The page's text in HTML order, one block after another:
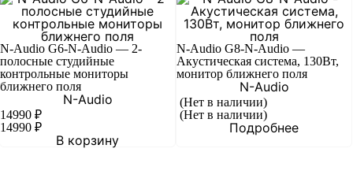
N-Audio G6-N-Audio — 2-
полосные студийные
контрольные мониторы
ближнего поля
N-Audio
14990 ₽
14990 ₽
В корзину
N-Audio G8-N-Audio —
Акустическая система, 130Вт,
монитор ближнего поля
N-Audio
(Нет в наличии)
(Нет в наличии)
Подробнее